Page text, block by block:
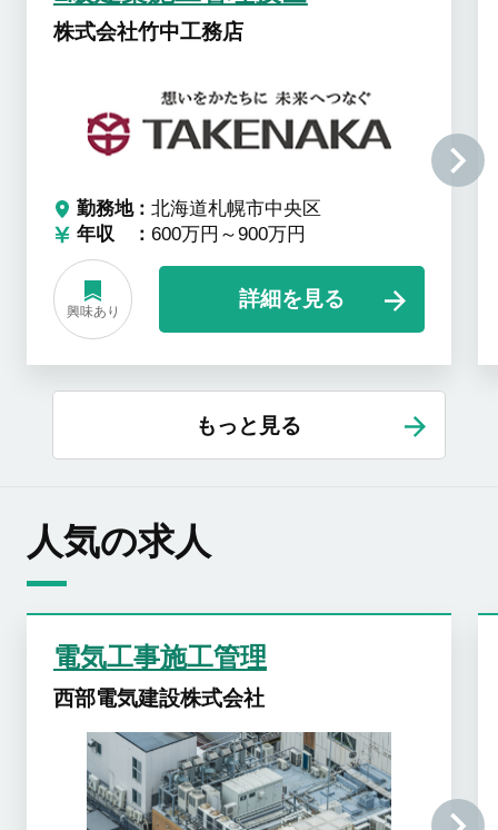
株式会社竹中工務店
勤務地
北海道札幌市中央区
年収
600万円～900万円
興味あり
詳細を見る
もっと見る
人気の求人
電気工事施工管理
西部電気建設株式会社